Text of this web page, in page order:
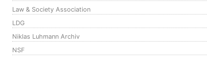
Law & Society Association
LDG
Niklas Luhmann Archiv
NSF